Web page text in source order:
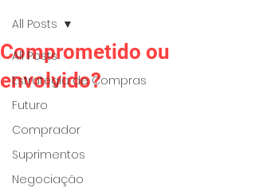
All Posts
Estratégia de Compras
Futuro
Comprador
Suprimentos
Negociação
All Posts
Comprometido ou
envolvido?